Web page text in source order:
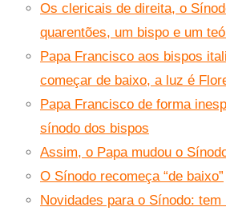
Os clericais de direita, o
quarentões, um bispo e um
Papa Francisco aos bispos
começar de baixo, a luz é
Papa Francisco de forma
sínodo dos bispos
Assim, o Papa mudou o
O Sínodo recomeça “de baixo”
Novidades para o Sínodo: